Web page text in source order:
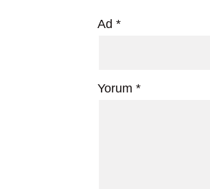
Ad *
Yorum *